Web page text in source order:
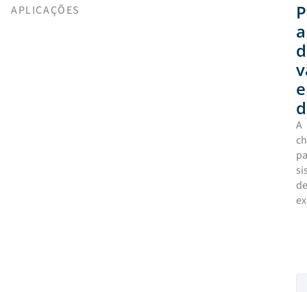
APLICAÇÕES
e
A
de